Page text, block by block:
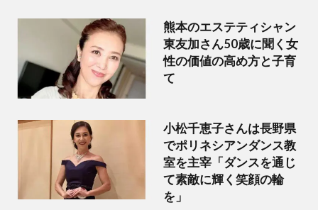
熊本のエステティシャン
東友加さん50歳に聞く女
性の価値の高め方と子育
て
小松千恵子さんは長野県
でポリネシアンダンス教
室を主宰「ダンスを通じ
て素敵に輝く笑顔の輪
を」